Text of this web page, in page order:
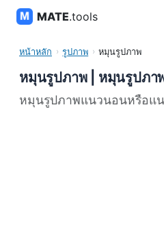
MATE.tools
หน้าหลัก รูปภาพ หมุนรูปภาพ
หมุนรูปภาพ | หมุนรูปภาพ
หมุนรูปภาพแนวนอนหรือแน